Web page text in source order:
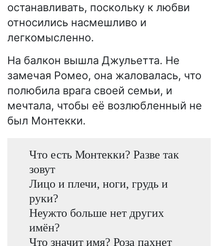
останавливать, поскольку к любви
относились насмешливо и
легкомысленно.
На балкон вышла Джульетта. Не
замечая Ромео, она жаловалась, что
полюбила врага своей семьи, и
мечтала, чтобы её возлюбленный не
был Монтекки.
Что есть Монтекки? Разве так
зовут
Лицо и плечи, ноги, грудь и
руки?
Неужто больше нет других
имён?
Что значит имя? Роза пахнет